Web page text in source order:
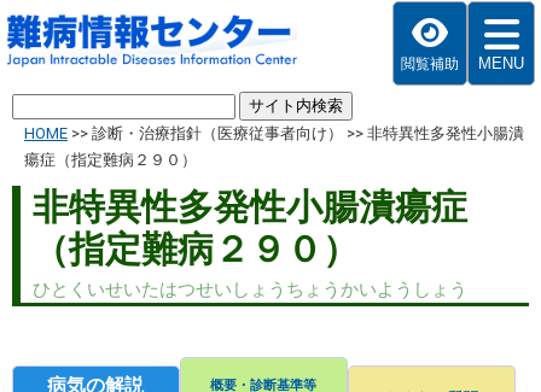
閲覧補助 MENU
HOME >> 診断・治療指針（医療従事者向け） >> 非特異性多発性小腸潰
瘍症（指定難病２９０）
非特異性多発性小腸潰瘍症
（指定難病２９０）
ひとくいせいたはつせいしょうちょうかいようしょう
病気の解説 概要・診断基準等